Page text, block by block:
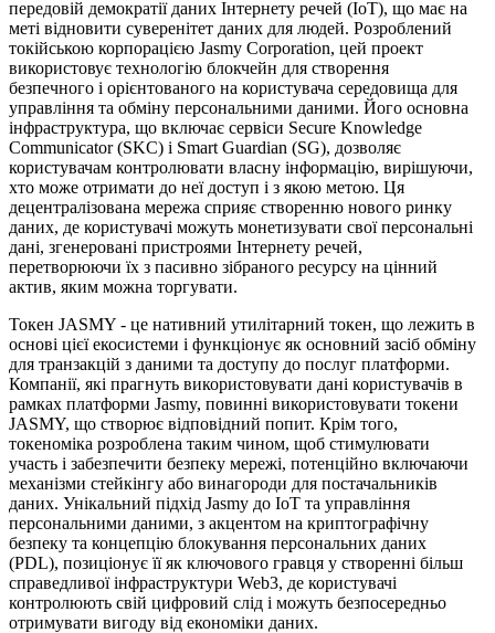
передовій демократії даних Інтернету речей (IoT), що має на
меті відновити суверенітет даних для людей. Розроблений
токійською корпорацією Jasmy Corporation, цей проект
використовує технологію блокчейн для створення
безпечного і орієнтованого на користувача середовища для
управління та обміну персональними даними. Його основна
інфраструктура, що включає сервіси Secure Knowledge
Communicator (SKC) і Smart Guardian (SG), дозволяє
користувачам контролювати власну інформацію, вирішуючи,
хто може отримати до неї доступ і з якою метою. Ця
децентралізована мережа сприяє створенню нового ринку
даних, де користувачі можуть монетизувати свої персональні
дані, згенеровані пристроями Інтернету речей,
перетворюючи їх з пасивно зібраного ресурсу на цінний
актив, яким можна торгувати.
Токен JASMY - це нативний утилітарний токен, що лежить в
основі цієї екосистеми і функціонує як основний засіб обміну
для транзакцій з даними та доступу до послуг платформи.
Компанії, які прагнуть використовувати дані користувачів в
рамках платформи Jasmy, повинні використовувати токени
JASMY, що створює відповідний попит. Крім того,
токеноміка розроблена таким чином, щоб стимулювати
участь і забезпечити безпеку мережі, потенційно включаючи
механізми стейкінгу або винагороди для постачальників
даних. Унікальний підхід Jasmy до IoT та управління
персональними даними, з акцентом на криптографічну
безпеку та концепцію блокування персональних даних
(PDL), позиціонує її як ключового гравця у створенні більш
справедливої інфраструктури Web3, де користувачі
контролюють свій цифровий слід і можуть безпосередньо
отримувати вигоду від економіки даних.